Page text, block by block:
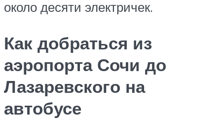
около десяти электричек.
Как добраться из
аэропорта Сочи до
Лазаревского на
автобусе